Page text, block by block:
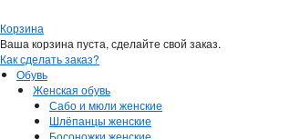
Корзина
Ваша корзина пуста, сделайте свой заказ.
Как сделать заказ?
Обувь
Женская обувь
Сабо и мюли женские
Шлёпанцы женские
Босоножки женские